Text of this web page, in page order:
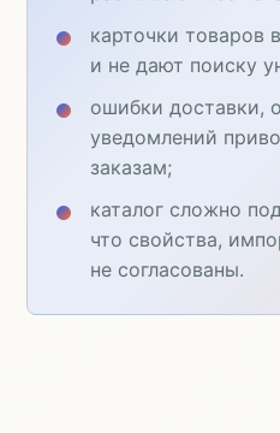
карточки товаров
и не дают поиску
ошибки доставки,
уведомлений
заказам;
каталог сложно
что свойства,
не согласованы.